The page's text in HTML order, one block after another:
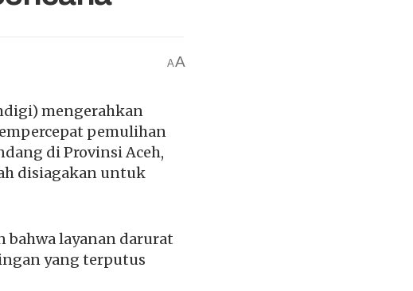
AA
mengerahkan
pemulihan
di Provinsi Aceh,
disiagakan untuk
layanan darurat
yang terputus